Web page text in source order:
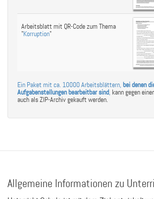
Arbeitsblatt mit QR-Code zum Thema
"Korruption"
Ein Paket mit ca. 10000 Arbeitsblättern, bei denen
Aufgabenstellungen bearbeitbar sind, kann gegen
auch als ZIP-Archiv gekauft werden.
Allgemeine Informationen zu